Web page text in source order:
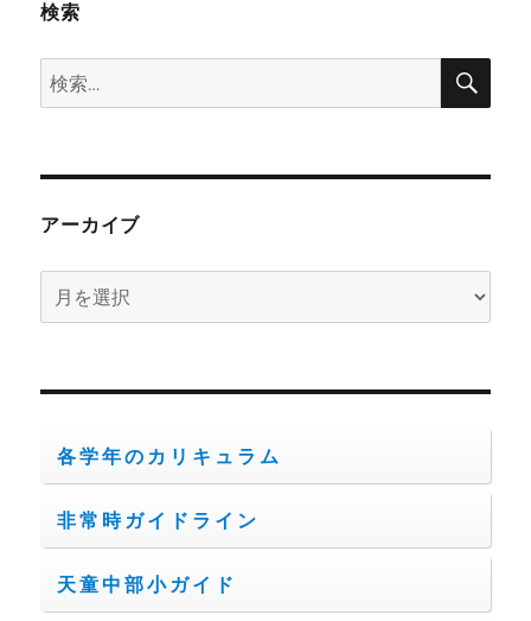
検索
検
索:
検
アーカイブ
ー
イ
各学年のカリキュラム
非常時ガイドライン
天童中部小ガイド